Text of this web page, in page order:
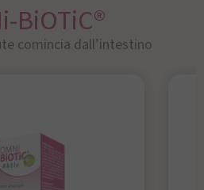
BiOTiC®
comincia dall’intestino